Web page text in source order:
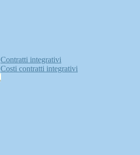
Contratti integrativi
Costi contratti integrativi